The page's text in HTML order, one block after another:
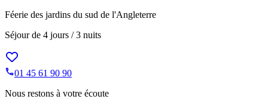
Féerie des jardins du sud de l'Angleterre
Séjour de 4 jours / 3 nuits
01 45 61 90 90
Nous restons à votre écoute